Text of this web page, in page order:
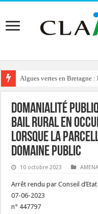
Algues vertes en Bretagne
Reconstruction de chalets
Domanialité
bail rural en
lorsque la
domaine public
10 octobre 2023
Arrêt rendu par Conseil d’Etat
07-06-2023
n° 447797